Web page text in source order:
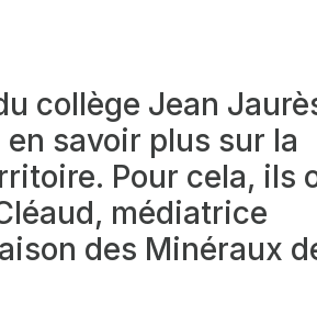
collège Jean
savoir plus sur la
Pour cela, ils
médiatrice
des Minéraux